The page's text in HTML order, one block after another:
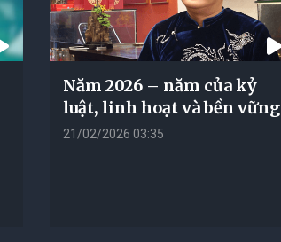
Năm 2026 – năm của kỷ
luật, linh hoạt và bền vững
21/02/2026 03:35